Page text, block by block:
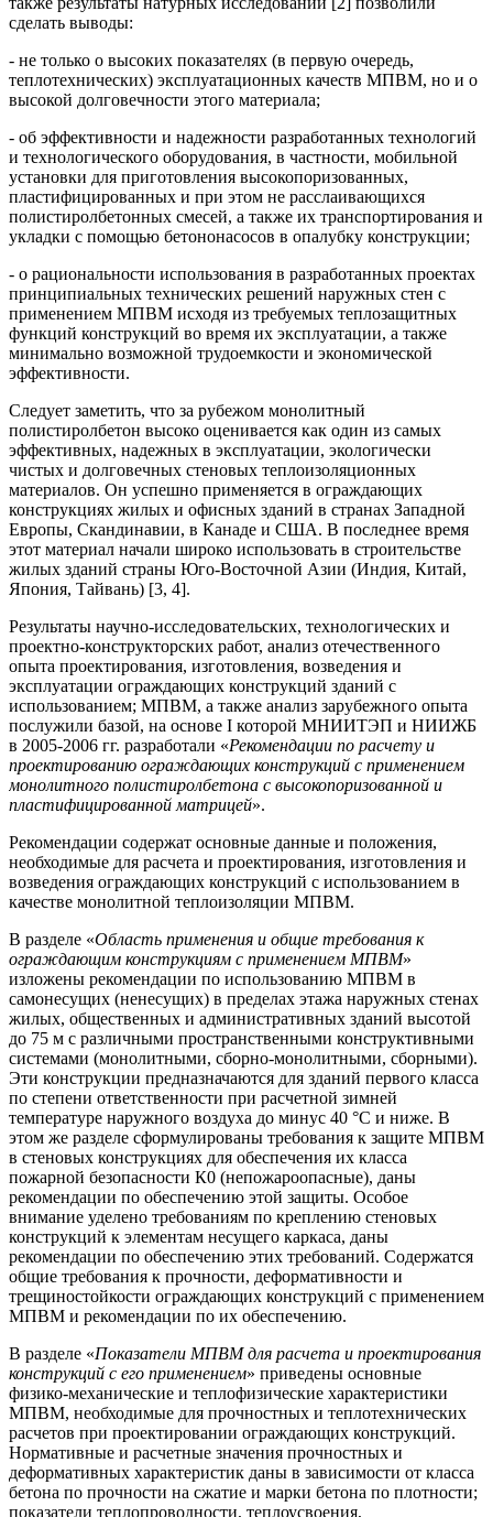
сделать выводы:
- не только о высоких показателях (в первую очередь,
теплотехнических) эксплуатационных качеств МПВМ, но и о
высокой долговечности этого материала;
- об эффективности и надежности разработанных технологий
и технологического оборудования, в частности, мобильной
установки для приготовления высокопоризованных,
пластифицированных и при этом не расслаивающихся
полистиролбетонных смесей, а также их транспортирования и
укладки с помощью бетононасосов в опалубку конструкции;
- о рациональности использования в разработанных проектах
принципиальных технических решений наружных стен с
применением МПВМ исходя из требуемых теплозащитных
функций конструкций во время их эксплуатации, а также
минимально возможной трудоемкости и экономической
эффективности.
Следует заметить, что за рубежом монолитный
полистиролбетон высоко оценивается как один из самых
эффективных, надежных в эксплуатации, экологически
чистых и долговечных стеновых теплоизоляционных
материалов. Он успешно применяется в ограждающих
конструкциях жилых и офисных зданий в странах Западной
Европы, Скандинавии, в Канаде и США. В последнее время
этот материал начали широко использовать в строительстве
жилых зданий страны Юго-Восточной Азии (Индия, Китай,
Япония, Тайвань) [3, 4].
Результаты научно-исследовательских, технологических и
проектно-конструкторских работ, анализ отечественного
опыта проектирования, изготовления, возведения и
эксплуатации ограждающих конструкций зданий с
использованием; МПВМ, а также анализ зарубежного опыта
послужили базой, на основе I которой МНИИТЭП и НИИЖБ
в 2005-2006 гг. разработали «Рекомендации по расчету и
проектированию ограждающих конструкций с применением
монолитного полистиролбетона с высокопоризованной и
пластифицированной матрицей».
Рекомендации содержат основные данные и положения,
необходимые для расчета и проектирования, изготовления и
возведения ограждающих конструкций с использованием в
качестве монолитной теплоизоляции МПВМ.
В разделе «Область применения и общие требования к
ограждающим конструкциям с применением МПВМ»
изложены рекомендации по использованию МПВМ в
самонесущих (ненесущих) в пределах этажа наружных стенах
жилых, общественных и административных зданий высотой
до 75 м с различными пространственными конструктивными
системами (монолитными, сборно-монолитными, сборными).
Эти конструкции предназначаются для зданий первого класса
по степени ответственности при расчетной зимней
температуре наружного воздуха до минус 40 °С и ниже. В
этом же разделе сформулированы требования к защите МПВМ
в стеновых конструкциях для обеспечения их класса
пожарной безопасности К0 (непожароопасные), даны
рекомендации по обеспечению этой защиты. Особое
внимание уделено требованиям по креплению стеновых
конструкций к элементам несущего каркаса, даны
рекомендации по обеспечению этих требований. Содержатся
общие требования к прочности, деформативности и
трещиностойкости ограждающих конструкций с применением
МПВМ и рекомендации по их обеспечению.
В разделе «Показатели МПВМ для расчета и проектирования
конструкций с его применением» приведены основные
физико-механические и теплофизические характеристики
МПВМ, необходимые для прочностных и теплотехнических
расчетов при проектировании ограждающих конструкций.
Нормативные и расчетные значения прочностных и
деформативных характеристик даны в зависимости от класса
бетона по прочности на сжатие и марки бетона по плотности;
показатели теплопроводности, теплоусвоения,